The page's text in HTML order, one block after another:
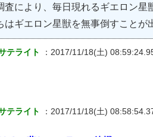
査により、毎日現れるギエロン星
はギエロン星獣を無事倒すことが
テライト ：2017/11/18(土)
テライト ：2017/11/18(土)